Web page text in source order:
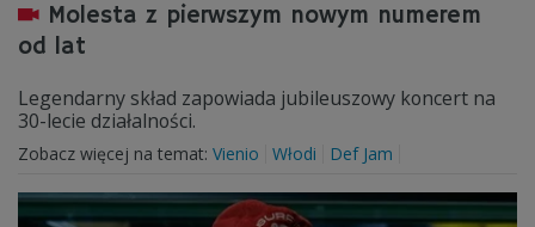
Molesta z pierwszym nowym numerem
od lat
Legendarny skład zapowiada jubileuszowy koncert na
30-lecie działalności.
Zobacz więcej na temat: Vienio Włodi Def Jam